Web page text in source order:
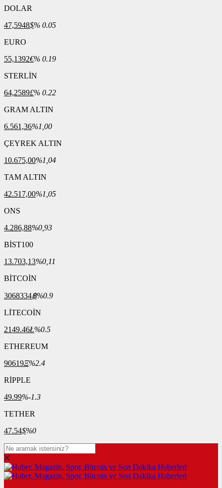
DOLAR
47,5948$% 0.05
EURO
55,1392€% 0.19
STERLİN
64,2589£% 0.22
GRAM ALTIN
6.561,36%1,00
ÇEYREK ALTIN
10.675,00%1,04
TAM ALTIN
42.517,00%1,05
ONS
4.286,88%0,93
BİST100
13.703,13%0,11
BİTCOİN
3068334฿%0.9
LİTECOİN
2149.46Ł%0.5
ETHEREUM
90619Ξ%2.4
RİPPLE
49.99%-1.3
TETHER
47.54$%0